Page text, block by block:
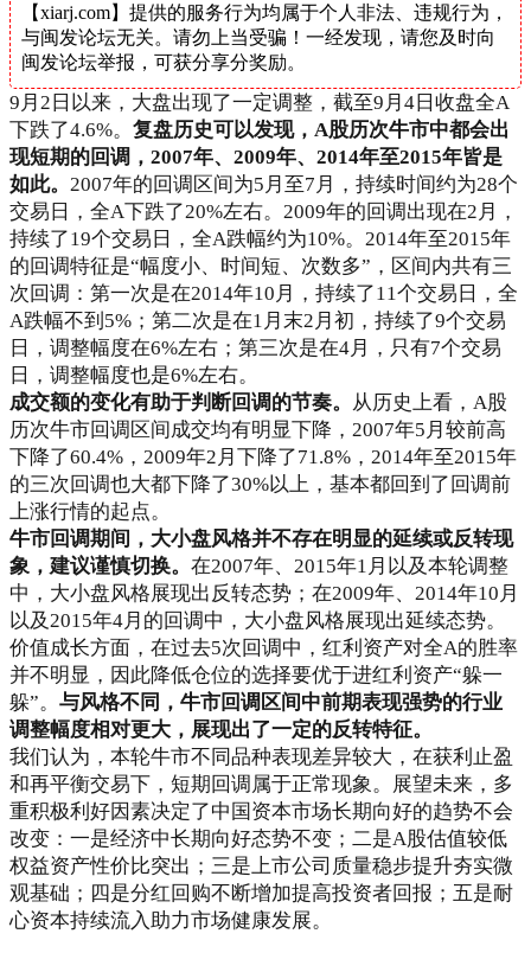
【xiarj.com】提供的服务行为均属于个人非法、违规行为，
与闽发论坛无关。请勿上当受骗！一经发现，请您及时向
闽发论坛举报，可获分享分奖励。
9月2日以来，大盘出现了一定调整，截至9月4日收盘全A
下跌了4.6%。 复盘历史可以发现， A股历次牛市中都会出
现短期的回调， 2007年、 2009年、 2014年至2015年皆是
如此。 2007年的回调区间为5月至7月，持续时间约为28个
交易日，全A下跌了20%左右。2009年的回调出现在2月，
持续了19个交易日，全A跌幅约为10%。2014年至2015年
的回调特征是“幅度小、时间短、次数多”，区间内共有三
次回调：第一次是在2014年10月，持续了11个交易日，全
A跌幅不到5%；第二次是在1月末2月初，持续了9个交易
日，调整幅度在6%左右；第三次是在4月，只有7个交易
日，调整幅度也是6%左右。
成交额的变化有助于判断回调的节奏。
从历史上看，A股
历次牛市回调区间成交均有明显下降，2007年5月较前高
下降了60.4%，2009年2月下降了71.8%，2014年至2015年
的三次回调也大都下降了30%以上，基本都回到了回调前
上涨行情的起点。
牛市回调期间，大小盘风格并不存在明显的延续或反转现
象，建议谨慎切换。 在2007年、2015年1月以及本轮调整
中，大小盘风格展现出反转态势；在2009年、2014年10月
以及2015年4月的回调中，大小盘风格展现出延续态势。
价值成长方面，在过去5次回调中，红利资产对全A的胜率
并不明显，因此降低仓位的选择要优于进红利资产“躲一
躲”。 与风格不同，牛市回调区间中前期表现强势的行业
调整幅度相对更大，展现出了一定的反转特征。
我们认为，本轮牛市不同品种表现差异较大，在获利止盈
和再平衡交易下，短期回调属于正常现象。展望未来，多
重积极利好因素决定了中国资本市场长期向好的趋势不会
改变：一是经济中长期向好态势不变；二是A股估值较低
权益资产性价比突出；三是上市公司质量稳步提升夯实微
观基础；四是分红回购不断增加提高投资者回报；五是耐
心资本持续流入助力市场健康发展。